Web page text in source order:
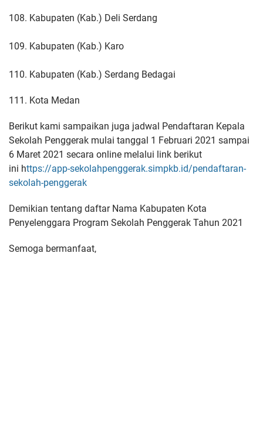
108. Kabupaten (Kab.) Deli Serdang
109. Kabupaten (Kab.) Karo
110. Kabupaten (Kab.) Serdang Bedagai
111. Kota Medan
Berikut kami sampaikan juga jadwal Pendaftaran Kepala
Sekolah Penggerak mulai tanggal 1 Februari 2021 sampai
6 Maret 2021 secara online melalui link berikut
ini https://app-sekolahpenggerak.simpkb.id/pendaftaran-
sekolah-penggerak
Demikian tentang daftar Nama Kabupaten Kota
Penyelenggara Program Sekolah Penggerak Tahun 2021
Semoga bermanfaat,